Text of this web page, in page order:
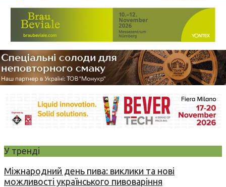
У тренді
Міжнародний день пива: виклики та нові
можливості українського пивоваріння